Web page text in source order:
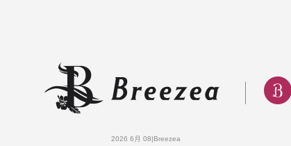
2026 6月 08|Breezea